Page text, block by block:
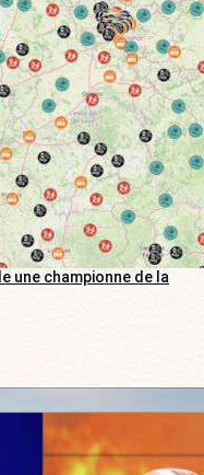
une championne de la